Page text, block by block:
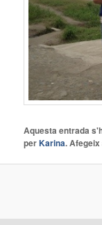
Aquesta entrada
perKarina.